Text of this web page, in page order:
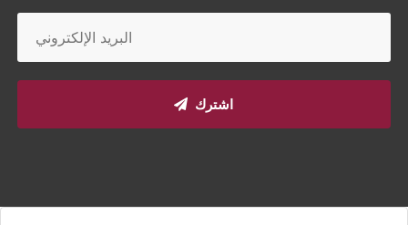
اشترك